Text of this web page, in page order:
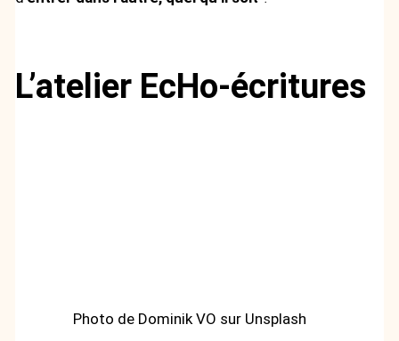
L’atelier EcHo-écritures
Photo de Dominik VO sur Unsplash